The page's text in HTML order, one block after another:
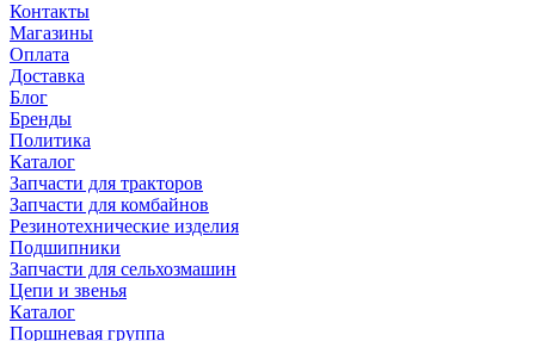
Контакты
Магазины
Оплата
Доставка
Блог
Бренды
Политика
Каталог
Запчасти для тракторов
Запчасти для комбайнов
Резинотехнические изделия
Подшипники
Запчасти для сельхозмашин
Цепи и звенья
Каталог
Поршневая группа